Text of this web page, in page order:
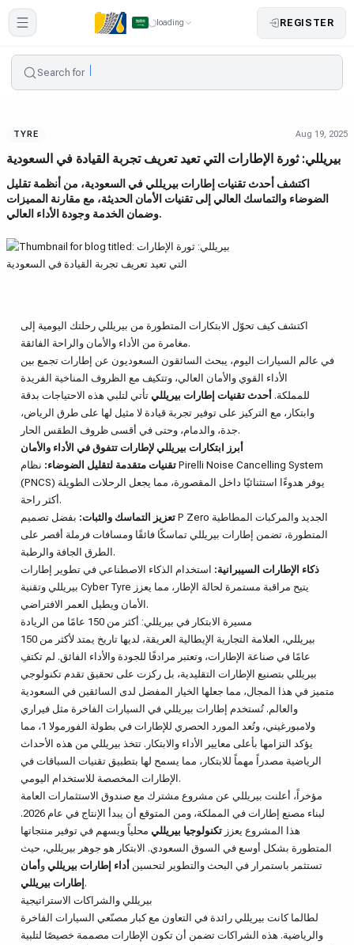
loading REGISTER
Search for
TYRE Aug 19, 2025
بيريللي: ثورة الإطارات التي تعيد تعريف تجربة القيادة في السعودية
اكتشف أحدث تقنيات إطارات بيريللي في السعودية، من أنظمة تقليل
الضوضاء والتماسك العالي إلى تقنيات الأمان الحديثة، مع مقارنة المميزات
وضمان الخدمة وجودة الأداء العالي.
اكتشف كيف تحوّل الابتكارات المتطورة من بيريللي رحلتك اليومية إلى
مغامرة من الأداء والأمان والراحة الفائقة.
في عالم السيارات اليوم، يبحث السائقون السعوديون عن إطارات تجمع بين
الأداء القوي والأمان العالي، وتتكيف مع الظروف المناخية الفريدة
للمملكة.أحدث تقنيات إطارات بيريللي تأتي لتلبي هذه الاحتياجات بدقة
وابتكار، مع التركيز على توفير تجربة قيادة لا مثيل لها على طرق الرياض،
جدة، والدمام، وحتى في أقسى ظروف الطقس الحار.
أبرز ابتكارات بيريللي لإطارات تتفوق في الأداء والأمان
تقنيات متقدمة لتقليل الضوضاء: نظام Pirelli Noise Cancelling System
(PNCS) يوفر هدوءًا استثنائيًا داخل المقصورة، مما يجعل الرحلات الطويلة
أكثر راحة.
تعزيز التماسك والثبات: بفضل تصميم P Zero الجديد والمركبات المطاطية
المتطورة، تضمن إطارات بيريللي تماسكًا فائقًا ومسافات فرملة أقصر على
الطرق الجافة والرطبة.
ذكاء الإطارات السيبرانية: استخدام الذكاء الاصطناعي في تطوير إطارات
بيريللي وتقنية Cyber Tyre يتيح مراقبة مستمرة لحالة الإطار، مما يعزز
الأمان ويطيل العمر الافتراضي.
مسيرة الابتكار في بيريللي: أكثر من 150 عامًا من الريادة
بيريللي، العلامة التجارية الإيطالية العريقة، لديها تاريخ يمتد لأكثر من 150
عامًا في صناعة الإطارات، وتعتبر مرادفًا للجودة والأداء الفائق. لم تكتفِ
بيريللي بتصنيع الإطارات التقليدية، بل ركزت على تحقيق تقدم تكنولوجي
متميز في هذا المجال، مما جعلها الخيار المفضل لدى السائقين في السعودية
والعالم. تُستخدم إطارات بيريللي في السيارات الفاخرة مثل فيراري
ولامبورغيني، وتُعد المورد الحصري للإطارات في بطولة الفورمولا 1، مما
يؤكد التزامها بأعلى معايير الأداء والابتكار. تتخذ بيريللي من هذه الأحداث
الرياضية مصدراً مهماً للابتكار، مما يسمح لها بتطبيق تقنيات السباقات في
الإطارات المخصصة للاستخدام اليومي.
مؤخراً، أعلنت بيريللي عن مشروع مشترك مع صندوق الاستثمارات العامة
لبناء مصنع إطارات في المملكة، ومن المتوقع أن يبدأ الإنتاج في عام 2026.
هذا المشروع يعززتكنولوجيا بيريللي محلياً ويسهم في توفير منتجاتها
المتطورة بشكل أوسع في السوق السعودي. الابتكار هو جوهر بيريللي، حيث
تستثمر باستمرار في البحث والتطوير لتحسينأداء إطارات بيريللي وأمان
إطارات بيريللي.
بيريللي والشراكات الاستراتيجية
لطالما كانت بيريللي رائدة في التعاون مع كبار مصنّعي السيارات الفاخرة
والرياضية. هذه الشراكات تضمن أن تكون الإطارات مصممة خصيصًا لتلبية